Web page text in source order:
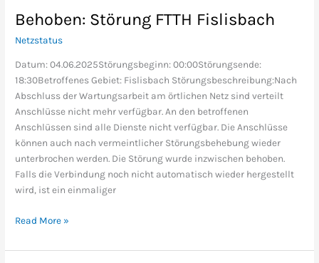
Behoben: Störung FTTH Fislisbach
Netzstatus
Datum: 04.06.2025Störungsbeginn: 00:00Störungsende:
18:30Betroffenes Gebiet: Fislisbach Störungsbeschreibung:Nach
Abschluss der Wartungsarbeit am örtlichen Netz sind verteilt
Anschlüsse nicht mehr verfügbar. An den betroffenen
Anschlüssen sind alle Dienste nicht verfügbar. Die Anschlüsse
können auch nach vermeintlicher Störungsbehebung wieder
unterbrochen werden. Die Störung wurde inzwischen behoben.
Falls die Verbindung noch nicht automatisch wieder hergestellt
wird, ist ein einmaliger
Behoben:
FTTH
Fislisbach
Read More »